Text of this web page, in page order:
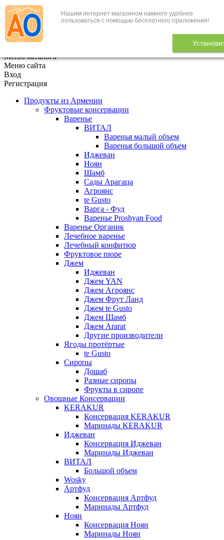
Нашим интернет-магазином намного удобнее
пользоваться с помощью бесплатного приложения!
+7 (495) 646-888-1
В корзине 0
Меню каталога
Меню сайта
Вход
Регистрация
Продукты из Армении
Фруктовые консервации
Варенье
ВИТАЛ
Варенья малый объем
Варенья большой объем
Иджеван
Ноян
Шамб
Сады Арагаца
Агроянс
te Gusto
Варга - Фуд
Варенье Proshyan Food
Варенье Органик
Лечебное варенье
Лечебный конфитюр
Фруктовое пюре
Джем
Иджеван
Джем YAN
Джем Агроянс
Джем Фрут Ланд
Джем te Gusto
Джем Шамб
Джем Ararat
Другие производители
Ягоды протёртые
te Gusto
Сиропы
Дошаб
Разные сиропы
Фрукты в сиропе
Овощные Консервации
KERAKUR
Консервация KERAKUR
Маринады KERAKUR
Иджеван
Консервация Иджеван
Маринады Иджеван
ВИТАЛ
Большой объем
Wosky
Артфуд
Консервация Артфуд
Маринады Артфуд
Ноян
Консервация Ноян
Маринады Ноян